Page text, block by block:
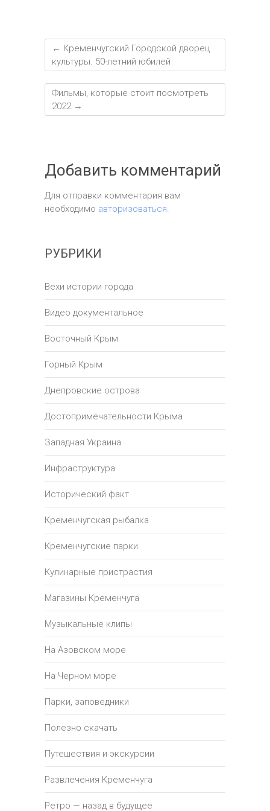
← Кременчугский Городской дворец
культуры. 50-летний юбилей
Фильмы, которые стоит посмотреть
2022 →
Добавить комментарий
Для отправки комментария вам
необходимо авторизоваться.
РУБРИКИ
Вехи истории города
Видео документальное
Восточный Крым
Горный Крым
Днепровские острова
Достопримечательности Крыма
Западная Украина
Инфраструктура
Исторический факт
Кременчугская рыбалка
Кременчугские парки
Кулинарные пристрастия
Магазины Кременчуга
Музыкальные клипы
На Азовском море
На Черном море
Парки, заповедники
Полезно скачать
Путешествия и экскурсии
Развлечения Кременчуга
Ретро — назад в будущее